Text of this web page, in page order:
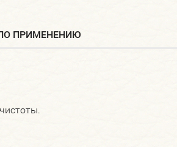
ПРИМЕНЕНИЮ